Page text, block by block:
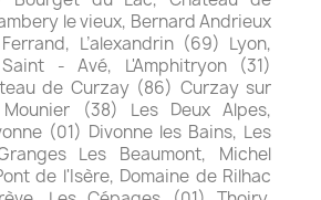
le vieux, Bernard Andrieux
L’alexandrin (69) Lyon,
- Avé, L'Amphitryon (31)
de Curzay (86) Curzay sur
(38) Les Deux Alpes,
(01) Divonne les Bains, Les
Les Beaumont, Michel
de l'Isère, Domaine de Rilhac